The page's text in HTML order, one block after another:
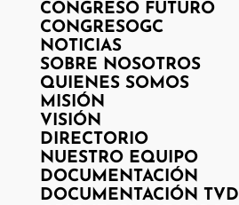
CONGRESO FUTURO
CONGRESOGC
NOTICIAS
SOBRE NOSOTROS
QUIENES SOMOS
MISIÓN
VISIÓN
DIRECTORIO
NUESTRO EQUIPO
DOCUMENTACIÓN
DOCUMENTACIÓN TVD